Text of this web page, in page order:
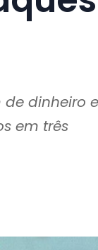
dinheiro e
em três